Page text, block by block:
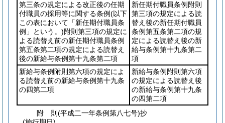
第三条の規定による改正後の任期
付職員の採用等に関する条例(以下
この表において「新任期付職員条
例」という。)附則第三項の規定に
よる読替え前の新任期付職員条例
第五条第二項の規定による読替え
後の新給与条例第十九条第二項
新任期付職員条例附則
第三項の規定による読
替え後の新任期付職員
条例第五条第二項の規
定による読替え後の新
給与条例第十九条第二
項
新給与条例附則第六項の規定によ
る読替え前の新給与条例第十九条
の四第二項
新給与条例附則第六項
の規定による読替え後
の新給与条例第十九条
の四第二項
附 則(平成二一年条例第八七号)抄